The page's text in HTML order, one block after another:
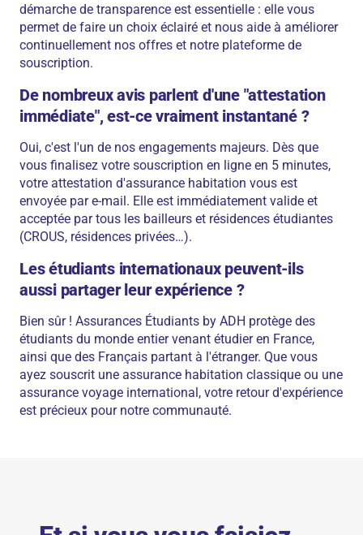
démarche de transparence est essentielle : elle vous
permet de faire un choix éclairé et nous aide à améliorer
continuellement nos offres et notre plateforme de
souscription.
De nombreux avis parlent d'une "attestation
immédiate", est-ce vraiment instantané ?
Oui, c'est l'un de nos engagements majeurs. Dès que
vous finalisez votre souscription en ligne en 5 minutes,
votre attestation d'assurance habitation vous est
envoyée par e-mail. Elle est immédiatement valide et
acceptée par tous les bailleurs et résidences étudiantes
(CROUS, résidences privées…).
Les étudiants internationaux peuvent-ils
aussi partager leur expérience ?
Bien sûr ! Assurances Étudiants by ADH protège des
étudiants du monde entier venant étudier en France,
ainsi que des Français partant à l'étranger. Que vous
ayez souscrit une assurance habitation classique ou une
assurance voyage international, votre retour d'expérience
est précieux pour notre communauté.